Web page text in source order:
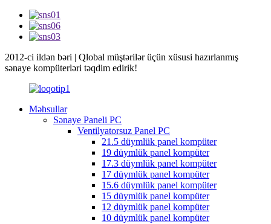
2012-ci ildən bəri | Qlobal müştərilər üçün xüsusi hazırlanmış
sənaye kompüterləri təqdim edirik!
Məhsullar
Sənaye Paneli PC
Ventilyatorsuz Panel PC
21.5 düymlük panel kompüter
19 düymlük panel kompüter
17.3 düymlük panel kompüter
17 düymlük panel kompüter
15.6 düymlük panel kompüter
15 düymlük panel kompüter
12 düymlük panel kompüter
10 düymlük panel kompüter